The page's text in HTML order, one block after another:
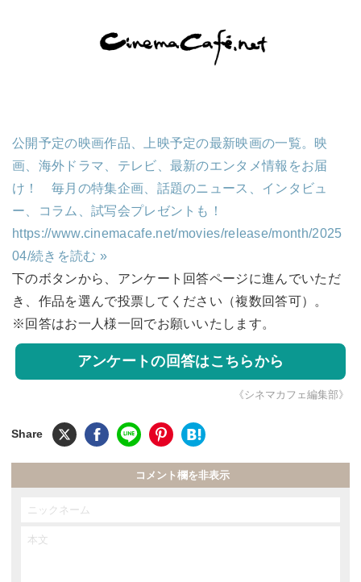
公開予定の映画作品、上映予定の最新映画の一覧。映
画、海外ドラマ、テレビ、最新のエンタメ情報をお届
け！ 毎月の特集企画、話題のニュース、インタビュ
ー、コラム、試写会プレゼントも！
https://www.cinemacafe.net/movies/release/month/2025
04/続きを読む »
下のボタンから、アンケート回答ページに進んでいただ
き、作品を選んで投票してください（複数回答可）。
※回答はお一人様一回でお願いいたします。
アンケートの回答はこちらから
《シネマカフェ編集部》
コメント欄を非表示